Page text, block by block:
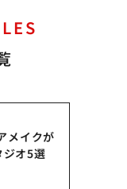
メイクが
ジオ5選